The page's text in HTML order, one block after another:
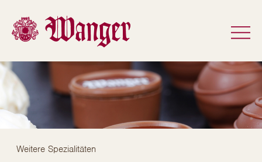
Weitere Spezialitäten